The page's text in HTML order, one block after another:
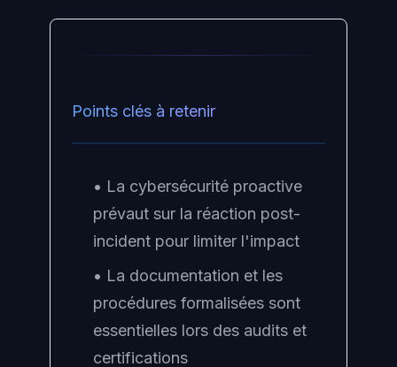
Points clés à retenir
• La cybersécurité proactive
prévaut sur la réaction post-
incident pour limiter l'impact
• La documentation et les
procédures formalisées sont
essentielles lors des audits et
certifications